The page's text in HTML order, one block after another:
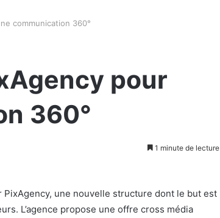
communication 360°
pour
360°
1 minute de lecture
PixAgency, une nouvelle structure dont le but est
L’agence propose une offre cross média